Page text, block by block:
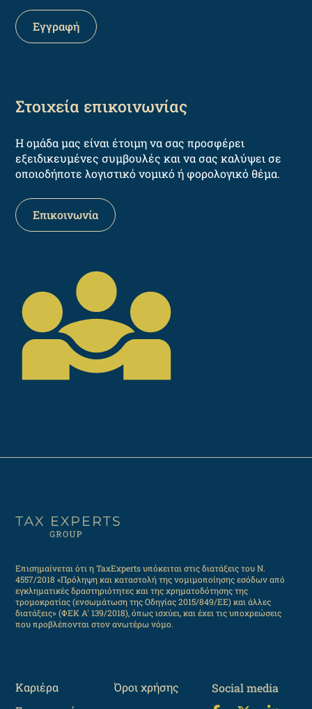
Στοιχεία επικοινωνίας
Η ομάδα μας είναι έτοιμη να σας προσφέρει
εξειδικευμένες συμβουλές και να σας καλύψει σε
οποιοδήποτε λογιστικό νομικό ή φορολογικό θέμα.
Επικοινωνία
Επισημαίνεται ότι η TaxExperts υπόκειται στις διατάξεις του Ν.
4557/2018 «Πρόληψη και καταστολή της νομιμοποίησης εσόδων από
εγκληματικές δραστηριότητες και της χρηματοδότησης της
τρομοκρατίας (ενσωμάτωση της Οδηγίας 2015/849/ΕΕ) και άλλες
διατάξεις» (ΦΕΚ Α' 139/2018), όπως ισχύει, και έχει τις υποχρεώσεις
που προβλέπονται στον ανωτέρω νόμο.
Καριέρα
Όροι χρήσης Social media